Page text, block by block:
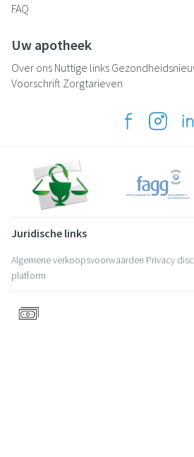
FAQ
Uw apotheek
Over ons Nuttige links
Voorschrift Zorgtarieven
Juridische links
Algemene verkoopsvoorwaarden Privacy
platform